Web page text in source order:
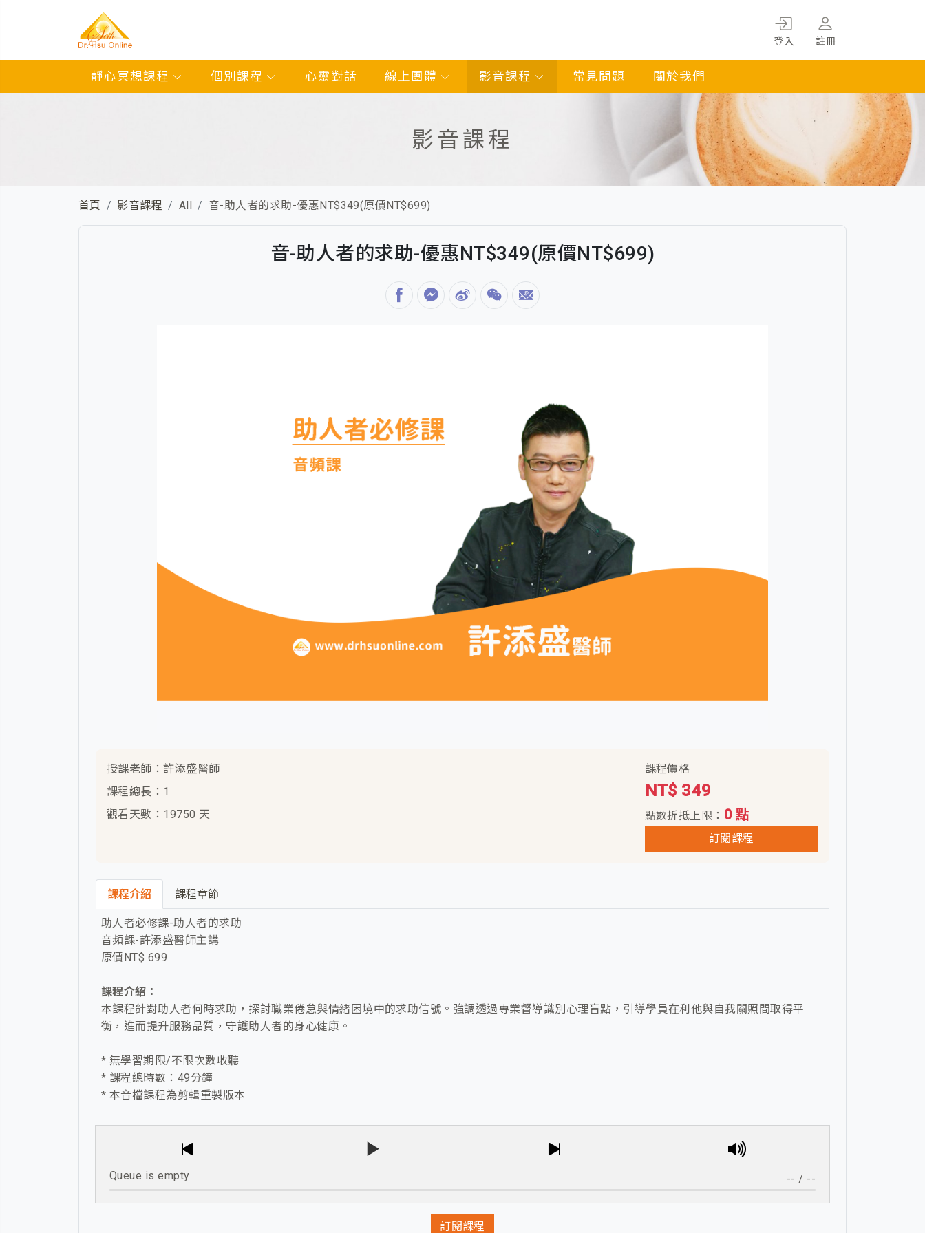
登入 註冊
靜心冥想課程 個別課程 心靈對話 線上團體 影音課程 常見問題 關於我們
影音課程
首頁 影音課程 All 音-助人者的求助-優惠NT$349(原價NT$699)
音-助人者的求助-優惠NT$349(原價NT$699)
授課老師：許添盛醫師
課程總長：1
觀看天數：19750 天
課程價格
NT$ 349
點數折抵上限： 0 點
訂閱課程
課程介紹 課程章節
助人者必修課-助人者的求助
音頻課-許添盛醫師主講
原價NT$ 699
課程介紹：
本課程針對助人者何時求助，探討職業倦怠與情緒困境中的求助信號。強調透過專業督導識別心理盲點，引導學員在利他與自我關照間取得平
衡，進而提升服務品質，守護助人者的身心健康。
* 無學習期限/不限次數收聽
* 課程總時數：49分鐘
* 本音檔課程為剪輯重製版本
Queue is empty -- / --
訂閱課程